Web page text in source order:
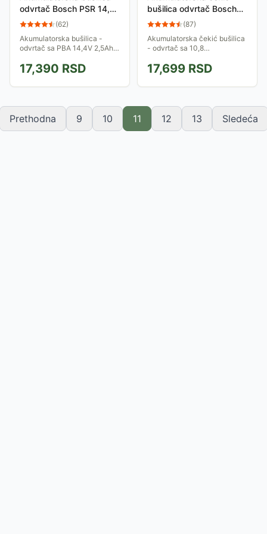
odvrtač Bosch PSR 14,4
LI-2 060397340N
(62)
Akumulatorska bušilica -
odvrtač sa PBA 14,4V 2,5Ah
glava omogućava laku
promenu nastavaka u svakom
trenutku. Isporučuje se...
17,390 RSD
bušilica odvrtač Bosch
Uneo 0603984024
(87)
Akumulatorska čekić bušilica
- odvrtač sa 10,8
900 obrtaja u praznom hodu i
do 4800 udaraca u minutu.
Isporučuje se u koferu...
17,699 RSD
Prethodna 9 10 11 12 13 Sledeća